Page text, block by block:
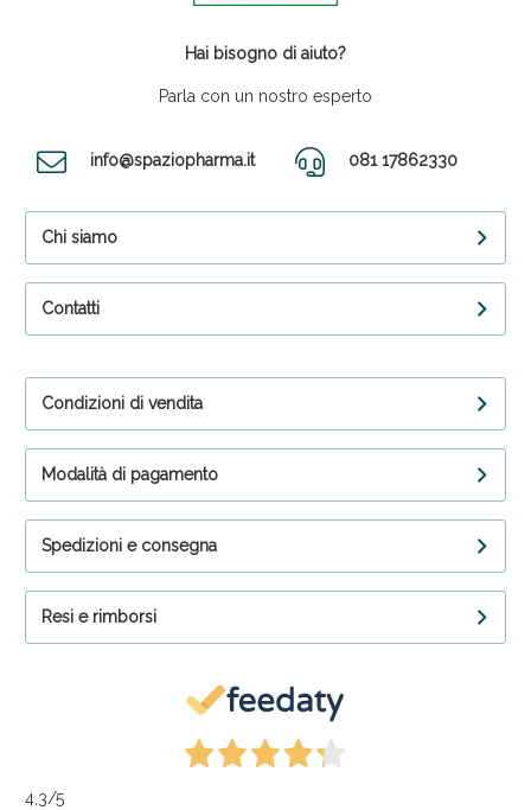
Hai bisogno di aiuto?
Parla con un nostro esperto
info@spaziopharma.it 081 17862330
Chi siamo
Contatti
Condizioni di vendita
Modalità di pagamento
Spedizioni e consegna
Resi e rimborsi
4,3/5